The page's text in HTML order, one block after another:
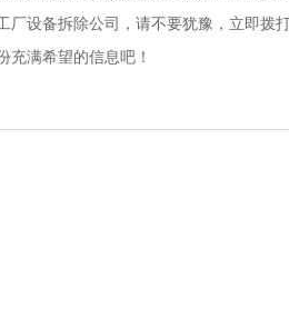
设备拆除公司，请不要犹豫，立即拨
满希望的信息吧！